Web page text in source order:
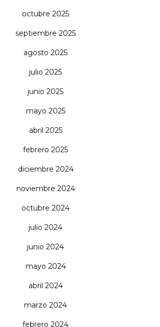
octubre 2025
septiembre 2025
agosto 2025
julio 2025
junio 2025
mayo 2025
abril 2025
febrero 2025
diciembre 2024
noviembre 2024
octubre 2024
julio 2024
junio 2024
mayo 2024
abril 2024
marzo 2024
febrero 2024